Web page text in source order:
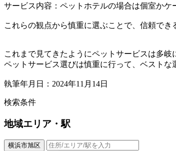
サービス内容：ペットホテルの場合は個室か
これらの観点から慎重に選ぶことで、信頼でき
これまで見てきたようにペットサービスは多
ペットサービス選びは慎重に行って、ベストな
執筆年月日：2024年11月14日
検索条件
地域エリア・駅
横浜市旭区